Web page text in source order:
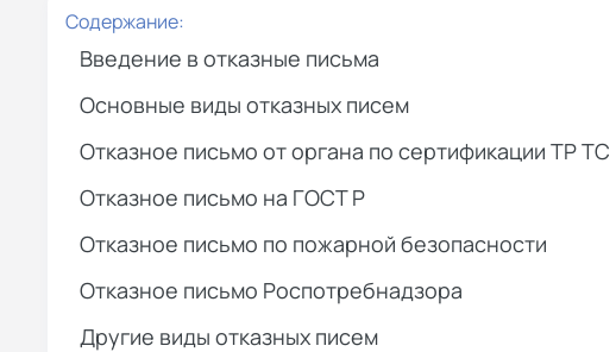
Содержание:
Введение в отказные письма
Основные виды отказных писем
Отказное письмо от органа по сертификации ТР ТС
Отказное письмо на ГОСТ Р
Отказное письмо по пожарной безопасности
Отказное письмо Роспотребнадзора
Другие виды отказных писем